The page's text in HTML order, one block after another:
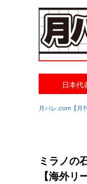
日本代
月バレ.com【月
ミラノの
【海外